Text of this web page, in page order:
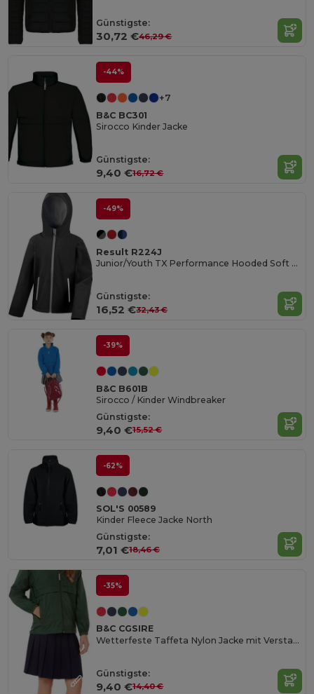
Günstigste:
30,72 €46,29 €
-44%
+7
B&C BC301
Sirocco Kinder Jacke
Günstigste:
9,40 €16,72 €
-49%
Result R224J
Junior/Youth TX Performance Hooded Soft Shell Jacke
Günstigste:
16,52 €32,43 €
-39%
B&C B601B
Sirocco / Kinder Windbreaker
Günstigste:
9,40 €15,52 €
-62%
SOL'S 00589
Kinder Fleece Jacke North
Günstigste:
7,01 €18,46 €
-35%
B&C CGSIRE
Wetterfeste Taffeta Nylon Jacke mit Verstaubarer Kapuze
Günstigste:
9,40 €14,40 €